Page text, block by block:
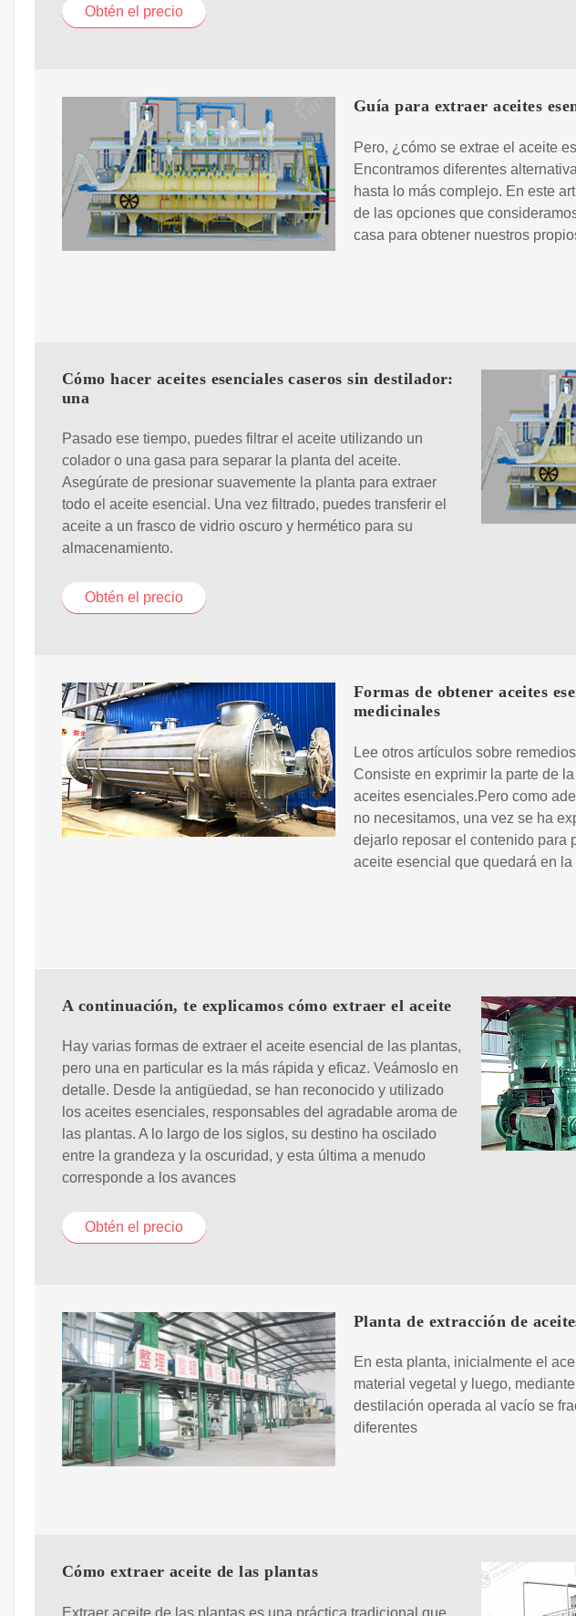
Obtén el precio
Guía para extraer aceites
Pero, ¿cómo se extrae el aceite
Encontramos diferentes
hasta lo más complejo. En este
de las opciones que
casa para obtener nuestros
Cómo hacer aceites esenciales caseros sin destilador:
una
Pasado ese tiempo, puedes filtrar el aceite utilizando un
colador o una gasa para separar la planta del aceite.
Asegúrate de presionar suavemente la planta para extraer
todo el aceite esencial. Una vez filtrado, puedes transferir el
aceite a un frasco de vidrio oscuro y hermético para su
almacenamiento.
Obtén el precio
Formas de obtener aceites
medicinales
Lee otros artículos sobre
Consiste en exprimir la parte de
aceites esenciales.Pero como
no necesitamos, una vez se ha
dejarlo reposar el contenido para
aceite esencial que quedará en la
A continuación, te explicamos cómo extraer el aceite
Hay varias formas de extraer el aceite esencial de las plantas,
pero una en particular es la más rápida y eficaz. Veámoslo en
detalle. Desde la antigüedad, se han reconocido y utilizado
los aceites esenciales, responsables del agradable aroma de
las plantas. A lo largo de los siglos, su destino ha oscilado
entre la grandeza y la oscuridad, y esta última a menudo
corresponde a los avances
Obtén el precio
Planta de extracción de
En esta planta, inicialmente el
material vegetal y luego,
destilación operada al vacío se
diferentes
Cómo extraer aceite de las plantas
Extraer aceite de las plantas es una práctica tradicional que